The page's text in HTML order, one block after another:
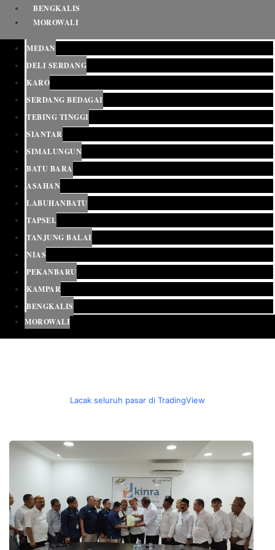
BENGKALIS
MOROWALI
MEDAN
DELI SERDANG
KARO
SERDANG BEDAGAI
TEBING TINGGI
SIANTAR
SIMALUNGUN
BATU BARA
ASAHAN
LABUHANBATU
TAPSEL
TANJUNG BALAI
NIAS
PEKANBARU
KAMPAR
BENGKALIS
MOROWALI
Lacak seluruh pasar di TradingView